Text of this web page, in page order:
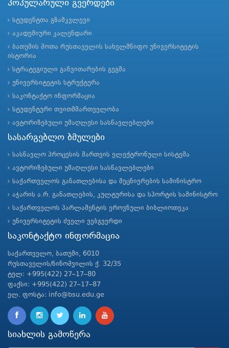
პოპულარული გვერდები
სტუდენტთა გზამკვლევი
აკადემიური კალენდარი
ბათუმის შოთა რუსთაველის სახელმწიფო უნივერსიტეტის
ისტორია
სტრატეგიული განვითარების გეგმა
უნივერსიტეტის სტრუქტურა
საკონტაქტო ინფორმაცია
სტუდენტური თვითმმართველობა
ავტორიზებული უმაღლესი სასწავლებლები
სასარგებლო ბმულები
სასწავლო პროცესის მართვის ელექტრონული სისტემა
ავტორიზებული უმაღლესი სასწავლებლები
საქართველოს განათლებისა და მეცნიერების სამინისტრო
აჭარის ა.რ. განათლების, კულტურისა და სპორტის სამინისტრო
საქართველოს პარლამენტის ეროვნული ბიბლიოთეკა
უნივერსიტეტის ძველი ვებგვერდი
საკონტაქტო ინფორმაცია
საქართველო, ბათუმი, 6010
რუსთაველის/ნინოშვილის ქ. 32/35
ტელ: +995(422) 27–17–80
ფაქსი: +995(422) 27–17–87
ელ. ფოსტა: info@bsu.edu.ge
სიახლის გამოწერა